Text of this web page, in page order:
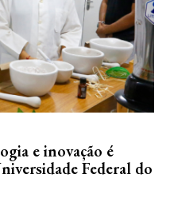
e inovação é
Federal do